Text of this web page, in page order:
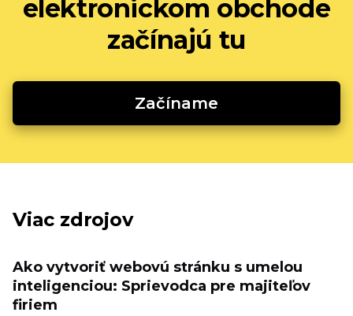
elektronickom obchode
začínajú tu
Začíname
Viac zdrojov
Ako vytvoriť webovú stránku s umelou
inteligenciou: Sprievodca pre majiteľov
firiem